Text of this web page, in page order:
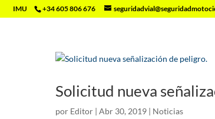
IMU +34 605 806 676
Solicitud nueva
por Editor| Abr 30, 2019| Noticias